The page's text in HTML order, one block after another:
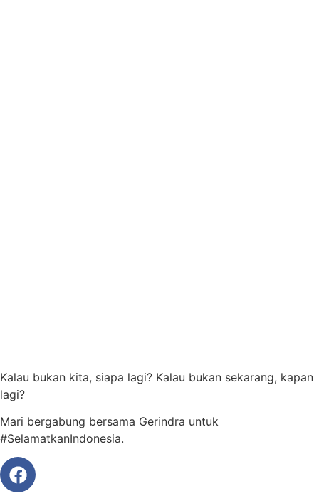
Kalau bukan kita, siapa lagi? Kalau bukan sekarang, kapan
lagi?
Mari bergabung bersama Gerindra untuk
#SelamatkanIndonesia.